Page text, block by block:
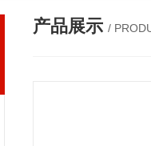
产品展示 /